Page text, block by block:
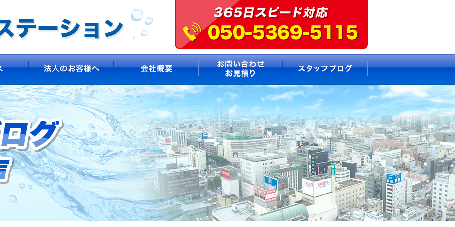
サービス 法人のお客様へ 会社概要 お問い合わせ・お見積もりスタッフブログ